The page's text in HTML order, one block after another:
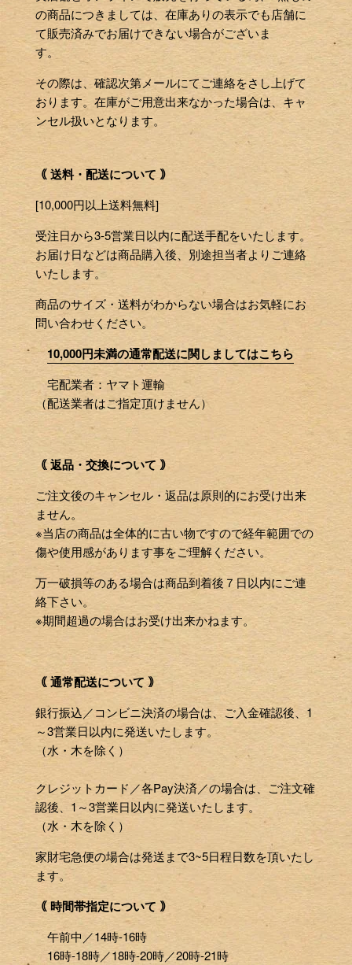
の商品につきましては、在庫ありの表示でも店舗に
て販売済みでお届けできない場合がございま
す。
その際は、確認次第メールにてご連絡をさし上げて
おります。在庫がご用意出来なかった場合は、キャ
ンセル扱いとなります。
｟ 送料・配送について ｠
[10,000円以上送料無料]
受注日から3-5営業日以内に配送手配をいたします。
お届け日などは商品購入後、別途担当者よりご連絡
いたします。
商品のサイズ・送料がわからない場合はお気軽にお
問い合わせください。
10,000円未満の通常配送に関しましてはこちら
宅配業者：ヤマト運輸
（配送業者はご指定頂けません）
｟ 返品・交換について ｠
ご注文後のキャンセル・返品は原則的にお受け出来
ません。
※当店の商品は全体的に古い物ですので経年範囲での
傷や使用感があります事をご理解ください。
万一破損等のある場合は商品到着後７日以内にご連
絡下さい。
※期間超過の場合はお受け出来かねます。
｟ 通常配送について ｠
銀行振込／コンビニ決済の場合は、ご入金確認後、1
～3営業日以内に発送いたします。
（水・木を除く）
クレジットカード／各Pay決済／の場合は、ご注文確
認後、1～3営業日以内に発送いたします。
（水・木を除く）
家財宅急便の場合は発送まで3~5日程日数を頂いたし
ます。
｟ 時間帯指定について ｠
午前中／14時-16時
16時-18時／18時-20時／20時-21時